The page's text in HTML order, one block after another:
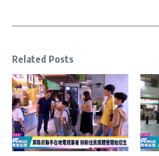
Related Posts